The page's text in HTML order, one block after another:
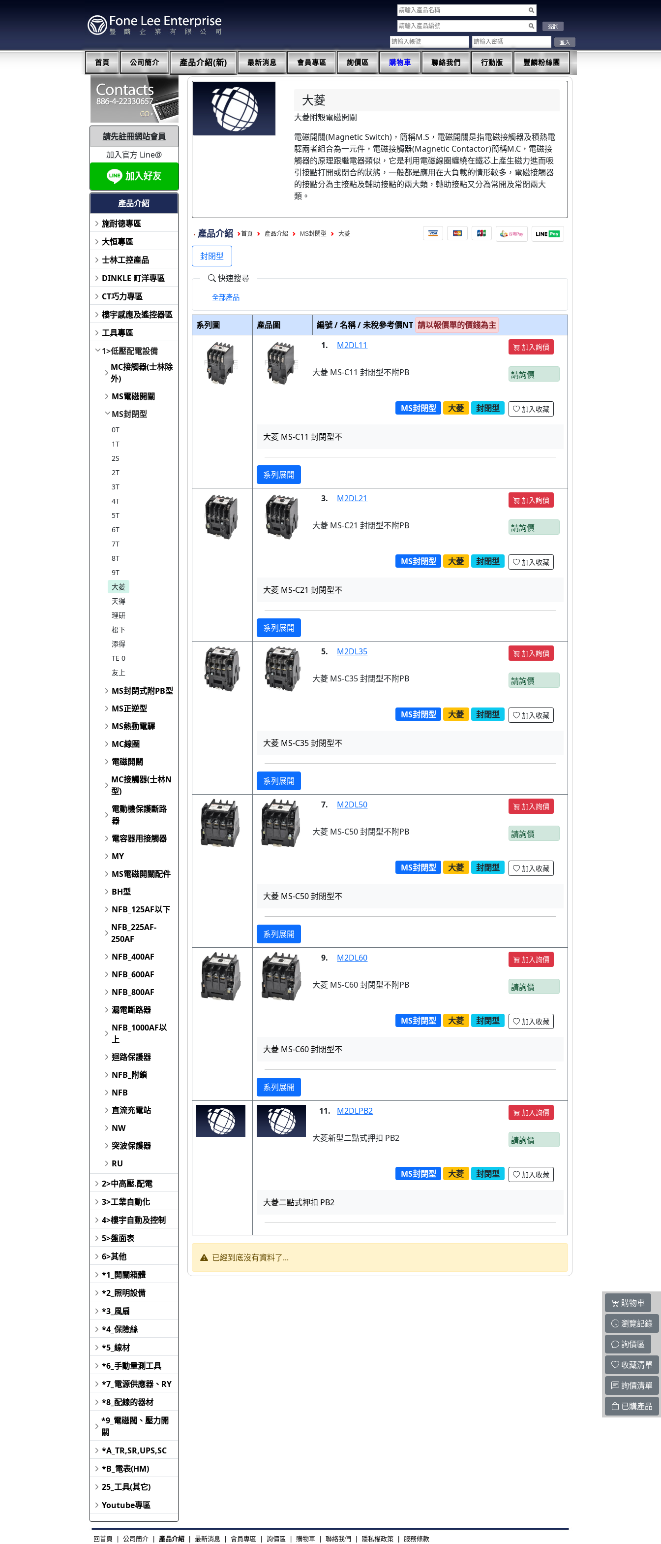
首頁 公司簡介 產品介紹(新) 最新消息 會員專區 詢價區 購物車 聯絡我們 行動版 豐麟粉絲團
請先註冊網站會員
加入官方 Line@
產品介紹
施耐德專區
大恒專區
士林工控產品
DINKLE 町洋專區
CT巧力專區
樓宇感應及遙控器區
工具專區
1>低壓配電設備
MC接觸器(士林除
外)
MS電磁開關
MS封閉型
0T
1T
2S
2T
3T
4T
5T
6T
7T
8T
9T
大菱
天得
理研
松下
添得
TE 0
友上
MS封閉式附PB型
MS正逆型
MS熱動電驛
MC線圈
電磁開關
MC接觸器(士林N
型)
電動機保護斷路
器
電容器用接觸器
MY
MS電磁開關配件
BH型
NFB_125AF以下
NFB_225AF-
250AF
NFB_400AF
NFB_600AF
NFB_800AF
漏電斷路器
NFB_1000AF以
上
迴路保護器
NFB_附鎖
NFB
直流充電站
NW
突波保護器
RU
2>中高壓.配電
3>工業自動化
4>樓宇自動及控制
5>盤面表
6>其他
*1_開關箱體
*2_照明設備
*3_風扇
*4_保險絲
*5_線材
*6_手動量測工具
*7_電源供應器、RY
*8_配線的器材
*9_電磁閥、壓力開
關
*A_TR,SR,UPS,SC
*B_電表(HM)
25_工具(其它)
Youtube專區
大菱
大菱附殼電磁開關
電磁開關(Magnetic Switch)，簡稱M.S，電磁開關是指電磁接觸器及積熱電
驛兩者組合為一元件，電磁接觸器(Magnetic Contactor)簡稱M.C，電磁接
觸器的原理跟繼電器類似，它是利用電磁線圈纏繞在鐵芯上產生磁力進而吸
引接點打開或閉合的狀態，一般都是應用在大負載的情形較多，電磁接觸器
的接點分為主接點及輔助接點的兩大類，轉助接點又分為常開及常閉兩大
類。
產品介紹 首頁 產品介紹 MS封閉型 大菱
封閉型
快速搜尋
全部產品
系列圖 產品圖 編號 / 名稱 / 未稅參考價NT 請以報價單的價錢為主
1.
M2DL11 加入詢價
大菱 MS-C11 封閉型不附PB 請詢價
MS封閉型 大菱 封閉型 加入收藏
大菱 MS-C11 封閉型不
系列展開
3. M2DL21 加入詢價
大菱 MS-C21 封閉型不附PB 請詢價
MS封閉型 大菱 封閉型 加入收藏
大菱 MS-C21 封閉型不
系列展開
5. M2DL35 加入詢價
大菱 MS-C35 封閉型不附PB 請詢價
MS封閉型 大菱 封閉型 加入收藏
大菱 MS-C35 封閉型不
系列展開
7. M2DL50 加入詢價
大菱 MS-C50 封閉型不附PB 請詢價
MS封閉型 大菱 封閉型 加入收藏
大菱 MS-C50 封閉型不
系列展開
9. M2DL60 加入詢價
大菱 MS-C60 封閉型不附PB 請詢價
MS封閉型 大菱 封閉型 加入收藏
大菱 MS-C60 封閉型不
系列展開
11. M2DLPB2 加入詢價
大菱新型二點式押扣 PB2 請詢價
MS封閉型 大菱 封閉型 加入收藏
大菱二點式押扣 PB2
已經到底沒有資料了...
購物車
瀏覽記錄
詢價區
收藏清單
詢價清單
已購產品
回首頁 公司簡介 產品介紹 最新消息 會員專區 詢價區 購物車 聯絡我們 隱私權政策 服務條款